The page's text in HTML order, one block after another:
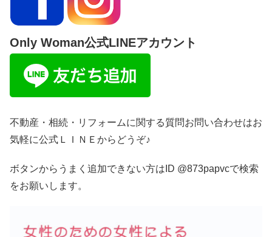
Only Woman公式LINEアカウント
不動産・相続・リフォームに関する質問お問い合わせはお
気軽に公式ＬＩＮＥからどうぞ♪
ボタンからうまく追加できない方はID @873papvcで検索
をお願いします。